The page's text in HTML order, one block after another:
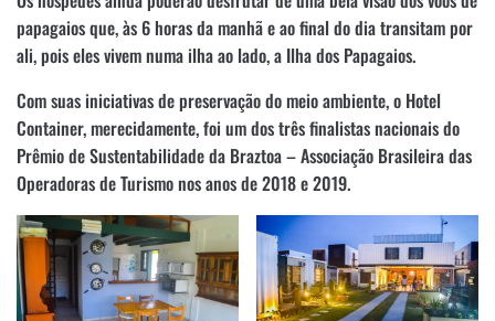
papagaios que, às 6 horas da manhã e ao final do dia transitam por
ali, pois eles vivem numa ilha ao lado, a Ilha dos Papagaios.
Com suas iniciativas de preservação do meio ambiente, o Hotel
Container, merecidamente, foi um dos três finalistas nacionais do
Prêmio de Sustentabilidade da Braztoa – Associação Brasileira das
Operadoras de Turismo nos anos de 2018 e 2019.